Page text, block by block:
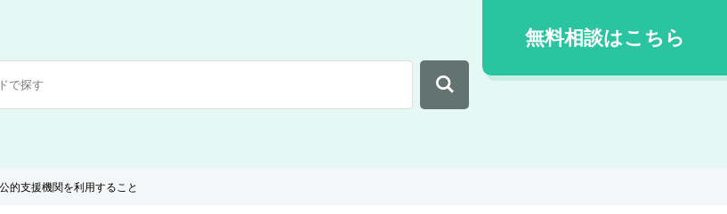
無料相談はこちら
的支援機関を利用すること